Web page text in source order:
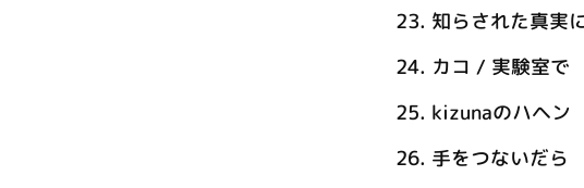
23. 知らされた真実
24. カコ / 実験室で
25. kizunaのハヘン
26. 手をつないだら